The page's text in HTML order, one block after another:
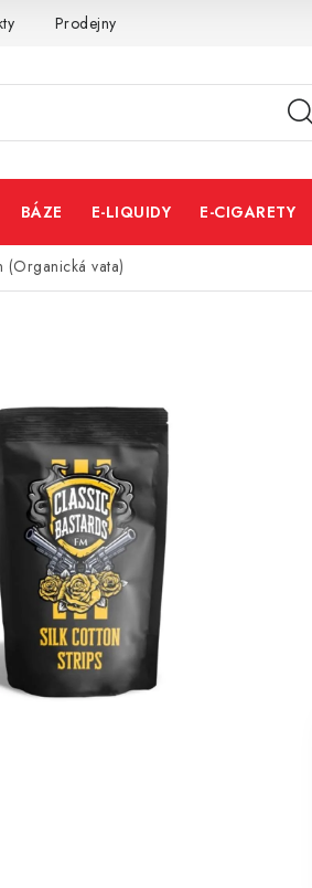
Prodejny
BÁZE E-LIQUIDY E-CIGARETY
(Organická vata)